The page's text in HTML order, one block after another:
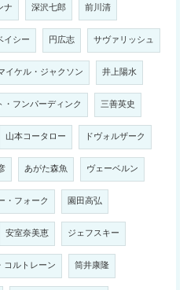
ナ 深沢七郎 前川清
イシー 円広志 サヴァリッシュ
イケル・ジャクソン 井上陽水
フンパーディンク 三善英史
山本コータロー ドヴォルザーク
あがた森魚 ヴェーベルン
・フォーク 園田高弘
安室奈美恵 ジェフスキー
コルトレーン 筒井康隆